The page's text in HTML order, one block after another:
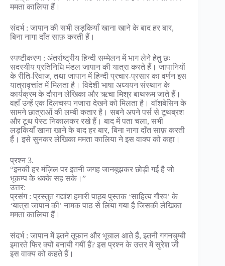
ममता कालिया हैं।
संदर्भ : जापान की सभी लड़कियाँ खाना खाने के बाद हर बार,
बिना नागा दाँत साफ़ करती हैं।
स्पष्टीकरण : अंतर्राष्ट्रीय हिन्दी सम्मेलन में भाग लेने हेतु छः
सदस्यीय प्रतिनिधि मंडल जापान की यात्रा करते हैं। जापानियों
के रीति-रिवाज, तथा जापान में हिन्दी प्रचार-प्रसार का वर्णन इस
यात्रावृत्तांत में मिलता है। विदेशी भाषा अध्ययन संस्थान के
कार्यक्रम के दौरान लेखिका और ऋचा मिश्र बाथरूम जाते हैं।
वहाँ उन्हें एक दिलचस्प नजारा देखने को मिलता है। वॉशबेसिन के
सामने छात्राओं की लम्बी कतार है। सबने अपने पर्स से टूथब्रश
और टूथ पेस्ट निकालकर रखे हैं। बाद में पता चला, सभी
लड़कियाँ खाना खाने के बाद हर बार, बिना नागा दाँत साफ़ करती
हैं। इसे सुनकर लेखिका ममता कालिया ने इस वाक्य को कहा।
प्रश्न 3.
“इनकी हर मंज़िल पर इतनी जगह जानबूझकर छोड़ी गई है जो
भूकम्प के धक्के सह सके।”
उत्तर:
प्रसंग : प्रस्तुत गद्यांश हमारी पाठ्य पुस्तक ‘साहित्य गौरव’ के
‘यात्रा जापान की’ नामक पाठ से लिया गया है जिसकी लेखिका
ममता कालिया हैं।
संदर्भ : जापान में इतने तूफान और भूचाल आते हैं, इतनी गगनचुम्बी
इमारते फिर क्यों बनायी गयीं हैं? इस प्रश्न के उत्तर में सुरेश जी
इस वाक्य को कहते हैं।